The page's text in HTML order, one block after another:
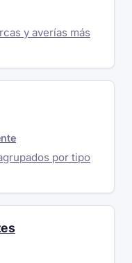
y averías más
por tipo